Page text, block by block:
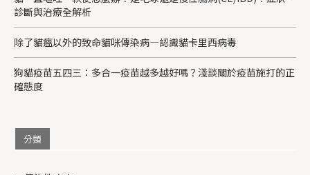
診斷與治療全解析
除了貓瘟以外的致命貓咪傳染病—認識貓卡里西病毒
狗貓疫苗五四三：多合一疫苗越多越好嗎？淺談關於疫苗施打的正
確態度
分類